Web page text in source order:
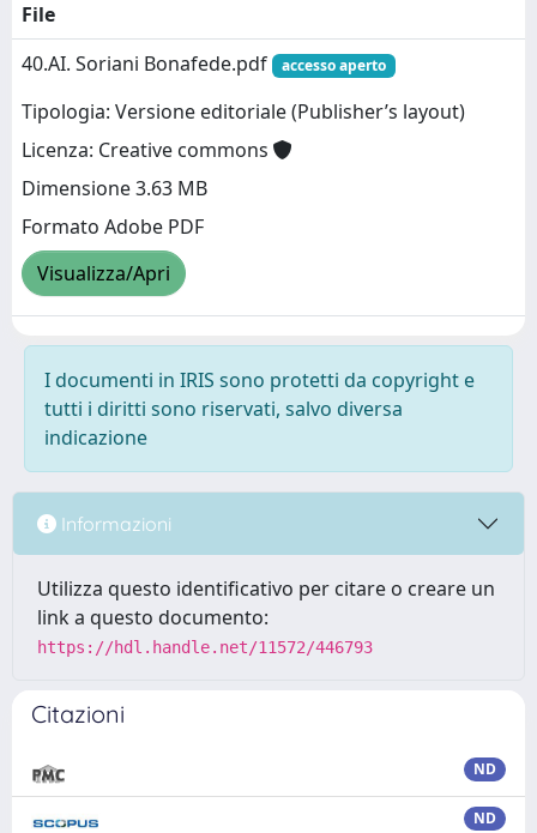
File
40.AI. Soriani Bonafede.pdf
accesso aperto
Tipologia: Versione editoriale (Publisher’s layout)
Licenza: Creative commons
Dimensione 3.63 MB
Formato Adobe PDF
Visualizza/Apri
I documenti in IRIS sono protetti da copyright e
tutti i diritti sono riservati, salvo diversa
indicazione
Informazioni
Utilizza questo identificativo per citare o creare un
link a questo documento:
https://hdl.handle.net/11572/446793
Citazioni
ND
ND